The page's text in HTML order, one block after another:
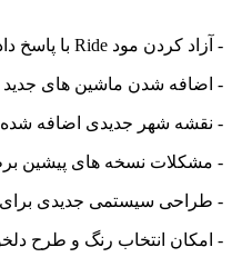
- آزاد کردن مود Ride با پاسخ دادن به 40 سوال
- اضافه شدن ماشین های جدید
- نقشه شهر جدیدی اضافه
- مشکلات نسخه های پیشین
- طراحی سیستمی جدیدی برای
- امکان انتخاب رنگ و طرح